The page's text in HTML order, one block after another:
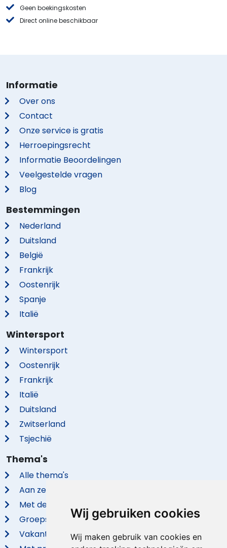
Wij gebruiken cookies
Wij maken gebruik van cookies en
Geen boekingskosten
Direct online beschikbaar
Informatie
Over ons
Contact
Onze service is gratis
Herroepingsrecht
Informatie Beoordelingen
Veelgestelde vragen
Blog
Bestemmingen
Nederland
Duitsland
België
Frankrijk
Oostenrijk
Spanje
Italië
Wintersport
Wintersport
Oostenrijk
Frankrijk
Italië
Duitsland
Zwitserland
Tsjechië
Thema's
Alle thema's
Aan zee
Met de hond
Groepsaccommodaties
Vakantieparken